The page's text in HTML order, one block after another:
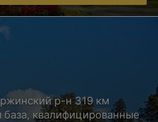
р-н 319 км
квалифицированные